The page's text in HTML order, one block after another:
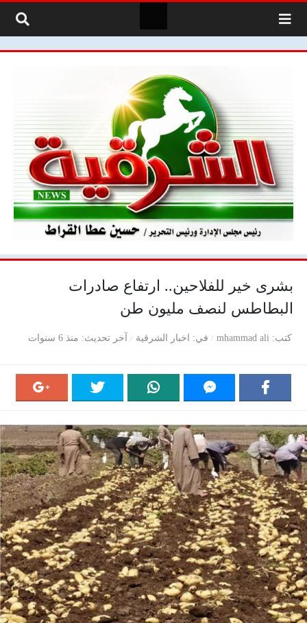
بشرى خير للفلاحين.. ارتفاع صادرات
البطاطس لنصف مليون طن
كتب mhammad ali في اخبار الشرقية آخر تحديث منذ 6 سنوات